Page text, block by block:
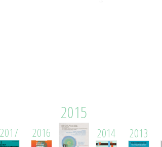
2017 2016
2015
2014 2013